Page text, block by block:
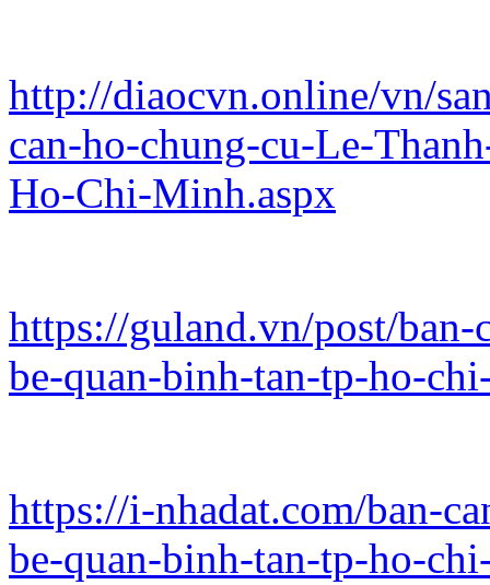
http://diaocvn.online/vn/
can-ho-chung-cu-Le-
Ho-Chi-Minh.aspx
https://guland.vn/post/
be-quan-binh-tan-tp-ho-
https://i-nhadat.com/ban-
be-quan-binh-tan-tp-ho-